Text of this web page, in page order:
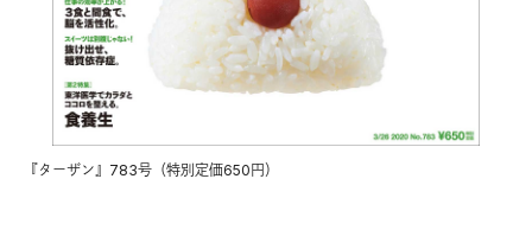
『ターザン』783号（特別定価650円）